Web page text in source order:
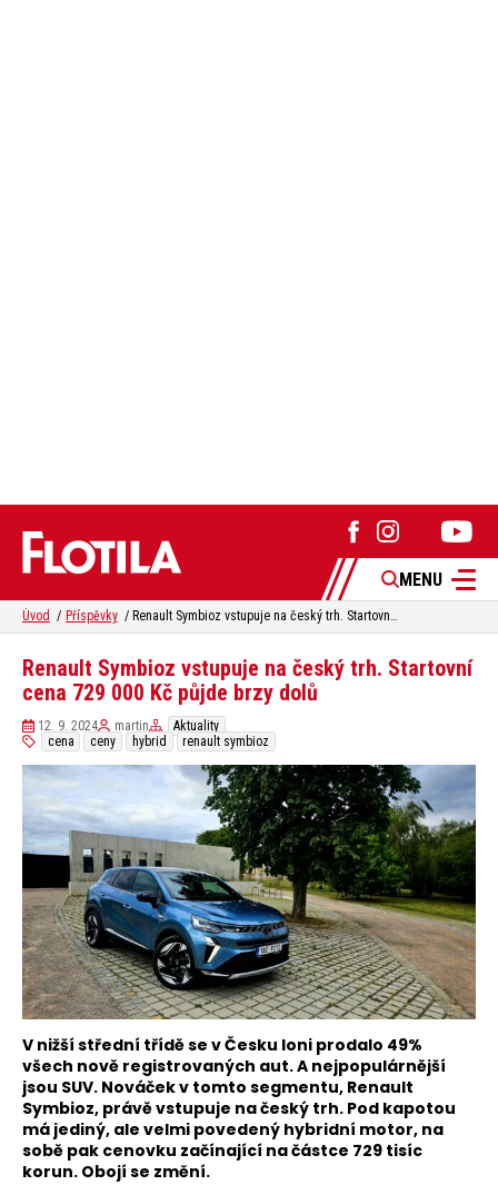
MENU
Úvod Příspěvky Renault Symbioz vstupuje na český trh. Startovní cena 729 000 Kč půjde brzy dolů
Renault Symbioz vstupuje na český trh. Startovní
cena 729 000 Kč půjde brzy dolů
12. 9. 2024 martin
Aktuality
cena
ceny hybrid renault symbioz
V nižší střední třídě se v Česku loni prodalo 49%
všech nově registrovaných aut. A nejpopulárnější
jsou SUV. Nováček v tomto segmentu, Renault
Symbioz, právě vstupuje na český trh. Pod kapotou
má jediný, ale velmi povedený hybridní motor, na
sobě pak cenovku začínající na částce 729 tisíc
korun. Obojí se změní.